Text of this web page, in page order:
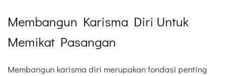
Membangun Karisma Diri Untuk
Memikat Pasangan
Membangun karisma diri merupakan fondasi penting